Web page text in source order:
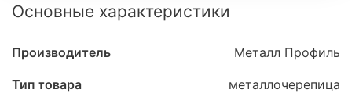
Основные характеристики
Производитель Металл Профиль
Тип товара металлочерепица